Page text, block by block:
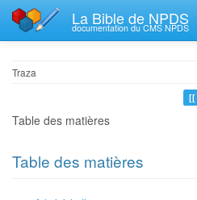
La Bible de NPDS
documentation du CMS NPDS
Traza
Table des matières
Table des matières